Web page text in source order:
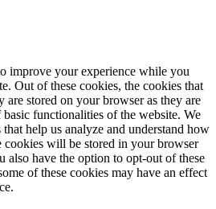
improve your experience while you
Out of these cookies, the cookies that
are stored on your browser as they are
functionalities of the website. We
help us analyze and understand how
cookies will be stored in your browser
also have the option to opt-out of these
of these cookies may have an effect